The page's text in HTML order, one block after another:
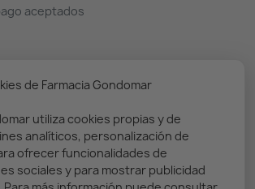
baja en cualquier momento. Prometemos
relevante
de Farmacia Gondomar
utiliza cookies propias y de
analíticos, personalización de
ofrecer funcionalidades de
sociales y para mostrar publicidad